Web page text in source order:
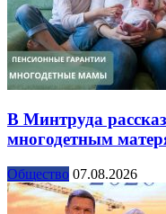
В Минтруда
многодетным
Общество 07.08.2026